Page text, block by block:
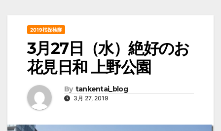
2019桜探検隊
3月27日（水）絶好のお
花見日和 上野公園
By tankentai_blog
3月 27, 2019